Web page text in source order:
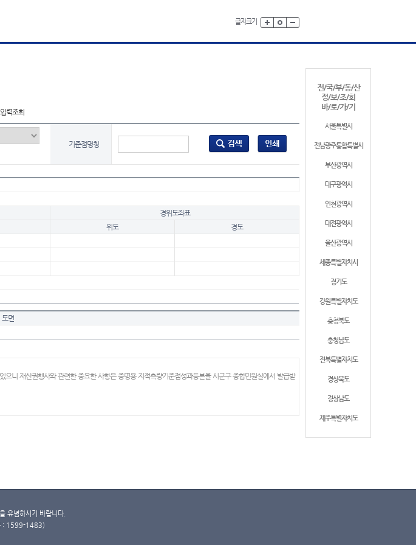
글자크기
전/국/부/동/산
정/보/조/회
바/로/가/기
서울특별시
전남광주통합특별시
부산광역시
대구광역시
인천광역시
대전광역시
울산광역시
세종특별자치시
경기도
강원특별자치도
충청북도
충청남도
전북특별자치도
경상북도
경상남도
제주특별자치도
력조회
기준점명칭
경위도좌표
위도
경도
도면
니 재산권행사와 관련한 중요한 사항은 증명용 지적측량기준점성과등본을 시군구 종합민원실에서 발급받
유념하시기 바랍니다.
: 1599-1483)